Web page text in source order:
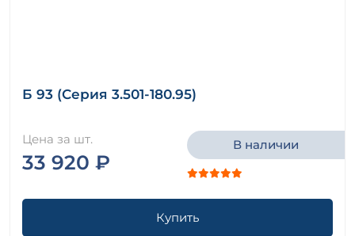
Б 93 (Серия 3.501-180.95)
Цена за шт.
33 920 ₽
В наличии
Купить